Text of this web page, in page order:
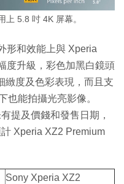
上 5.8 吋 4K 屏幕。
形和效能上與 Xperia
度升級，彩色加黑白鏡頭
緻度及色彩表現，而且支
也能拍攝光亮影像。
提及價錢和發售日期，
Xperia XZ2 Premium
Sony Xperia XZ2